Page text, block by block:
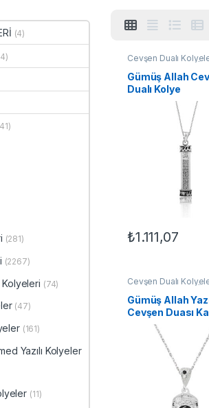
Cevşen Dualı
Motifli Kolyeler
Kadın Kolyeleri,
Gümüş Allah
Dualı Kolye
₺1.111,07
Cevşen Dualı
Motifli Kolyeler
Kadın Kolyeleri,
Gümüş Allah
Cevşen Duası
(4)
(281)
(2267)
(74)
(47)
(161)
Yazılı Kolyeler
(11)